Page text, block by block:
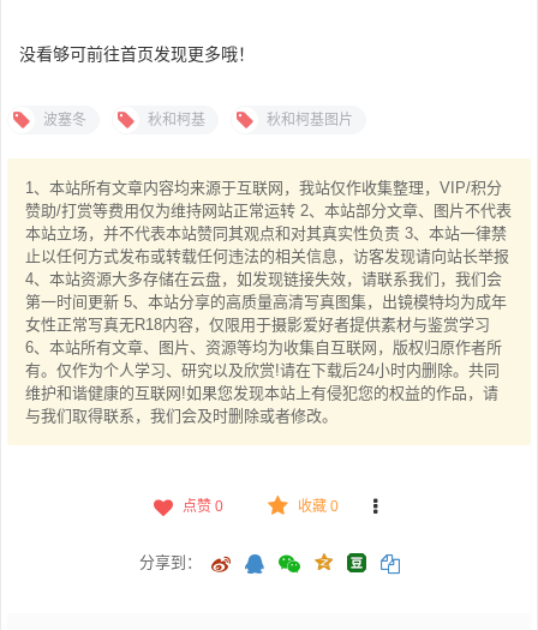
没看够可前往首页发现更多哦！
波塞冬 秋和柯基 秋和柯基图片
1、本站所有文章内容均来源于互联网，我站仅作收集整理，VIP/积分
赞助/打赏等费用仅为维持网站正常运转 2、本站部分文章、图片不代表
本站立场，并不代表本站赞同其观点和对其真实性负责 3、本站一律禁
止以任何方式发布或转载任何违法的相关信息，访客发现请向站长举报
4、本站资源大多存储在云盘，如发现链接失效，请联系我们，我们会
第一时间更新 5、本站分享的高质量高清写真图集，出镜模特均为成年
女性正常写真无R18内容，仅限用于摄影爱好者提供素材与鉴赏学习
6、本站所有文章、图片、资源等均为收集自互联网，版权归原作者所
有。仅作为个人学习、研究以及欣赏!请在下载后24小时内删除。共同
维护和谐健康的互联网!如果您发现本站上有侵犯您的权益的作品，请
与我们取得联系，我们会及时删除或者修改。
点赞 0 收藏 0
分享到：